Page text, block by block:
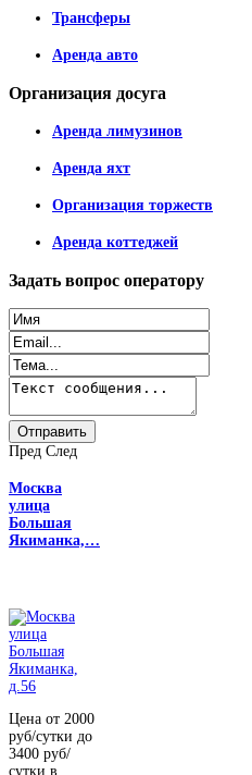
Трансферы
Аренда авто
Организация досуга
Аренда лимузинов
Аренда яхт
Организация торжеств
Аренда коттеджей
Задать вопрос оператору
Пред След
Москва
улица
Большая
Якиманка,…
Цена от 2000
руб/сутки до
3400 руб/
сутки в